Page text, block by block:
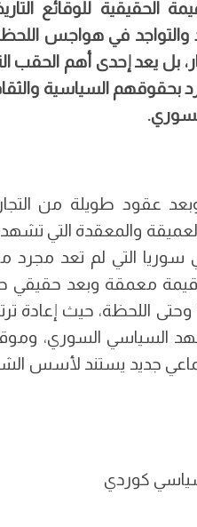
للوقائع
والتواجد في هواجس
بل يعد إحدى أهم الحقب
بحقوقهم السياسية
عقود طويلة من
والمعقدة التي
التي لم تعد مجرد
معمقة وبعد حقيقي
سوريا منذ عام 1957 وحتى اللحظة،
السياسي السوري،
جديد يستند لأسس
كوردي